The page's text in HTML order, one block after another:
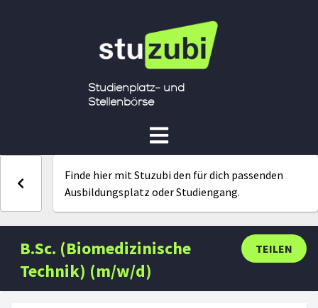
Studienplatz- und
Stellenbörse
Finde hier mit Stuzubi den für dich passenden
Ausbildungsplatz oder Studiengang.
TEILEN
B.Sc. (Biomedizinische
Technik) (m/w/d)